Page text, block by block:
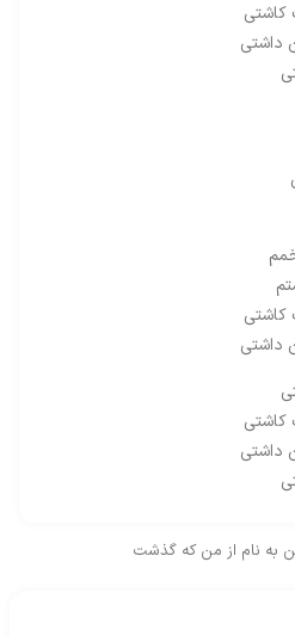
کاشتی
داشتی
کاشتی
داشتی
کاشتی
داشتی
به نام از من که گذشت